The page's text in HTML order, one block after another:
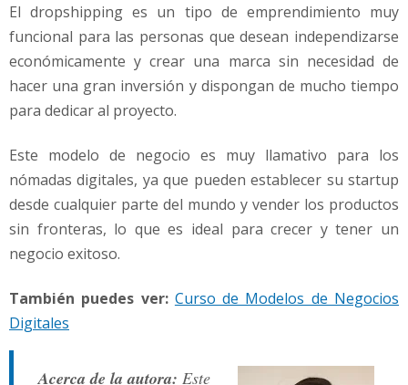
El dropshipping es un tipo de emprendimiento muy
funcional para las personas que desean independizarse
económicamente y crear una marca sin necesidad de
hacer una gran inversión y dispongan de mucho tiempo
para dedicar al proyecto.
Este modelo de negocio es muy llamativo para los
nómadas digitales, ya que pueden establecer su startup
desde cualquier parte del mundo y vender los productos
sin fronteras, lo que es ideal para crecer y tener un
negocio exitoso.
También puedes ver: Curso de Modelos de Negocios
Digitales
Acerca de la autora: Este